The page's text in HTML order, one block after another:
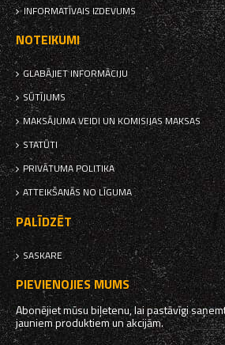
INFORMATĪVAIS IZDEVUMS
NOTEIKUMI
GLABĀJIET INFORMĀCIJU
SŪTĪJUMS
MAKSĀJUMA VEIDI UN KOMISIJAS MAKSAS
STATŪTI
PRIVĀTUMA POLITIKA
ATTEIKŠANĀS NO LĪGUMA
PALĪDZĒT
SASKARE
PIEVIENOJIES MUMS
Abonējiet mūsu biļetenu, lai pastāvīgi
jauniem produktiem un akcijām.